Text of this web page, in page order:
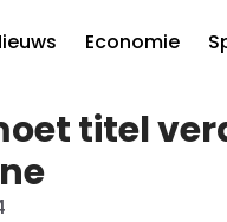
Economie
titel